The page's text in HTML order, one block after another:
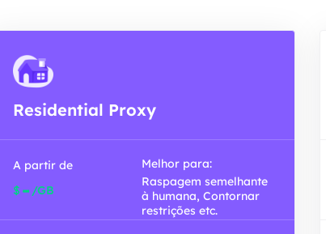
Residential Proxy
A partir de
$ - /GB
Melhor para:
Raspagem semelhante
à humana, Contornar
restrições etc.